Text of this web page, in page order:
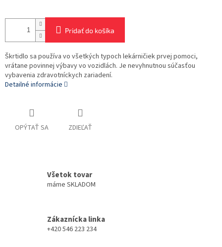
Pridať do košíka
Škrtidlo sa používa vo všetkých typoch lekárničiek prvej pomoci,
vrátane povinnej výbavy vo vozidlách. Je nevyhnutnou súčasťou
vybavenia zdravotníckych zariadení.
Detailné informácie
OPÝTAŤ SA ZDIEĽAŤ
Všetok tovar
máme SKLADOM
Zákaznícka linka
+420 546 223 234